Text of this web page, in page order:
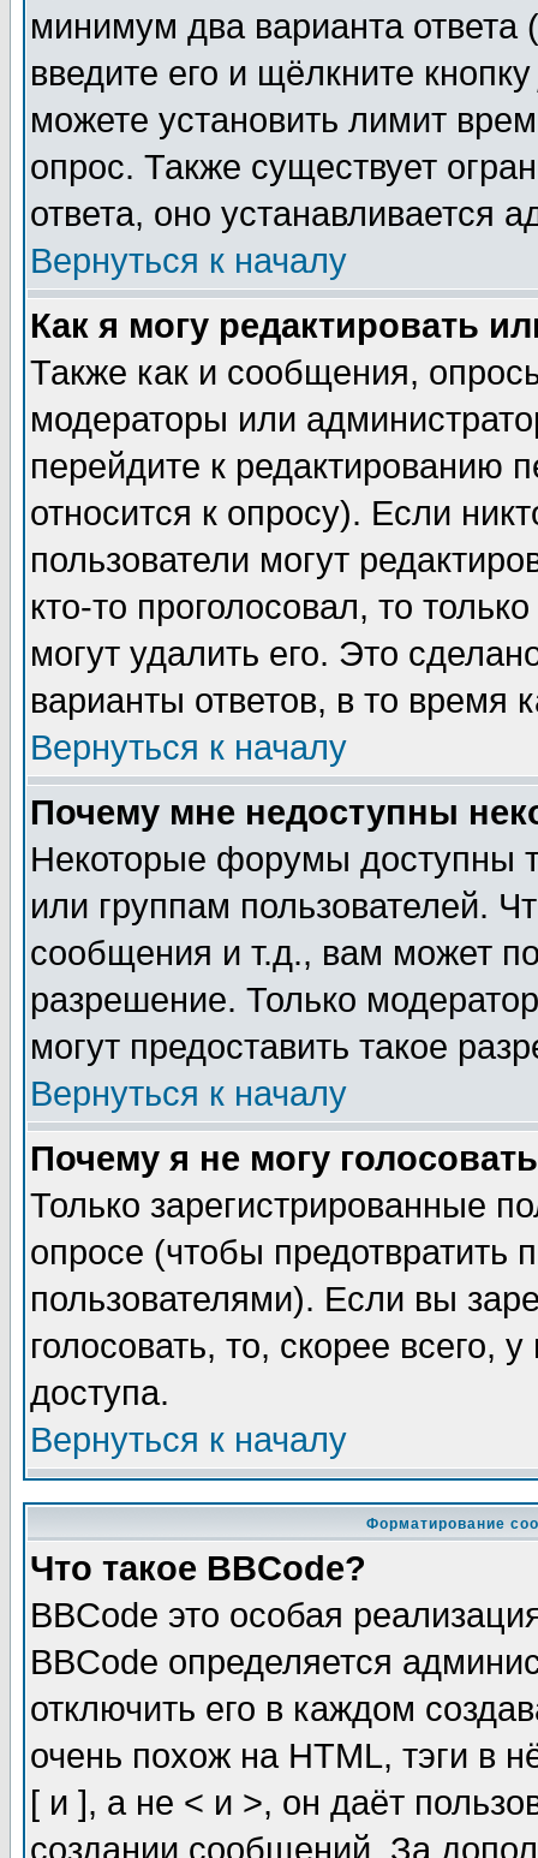
минимум два варианта ответа
введите его и щёлкните
можете установить лимит
опрос. Также существует
ответа, оно устанавливается
Вернуться к началу
Как я могу редактировать
Также как и сообщения,
модераторы или
перейдите к редактированию
относится к опросу). Если
пользователи могут
кто-то проголосовал, то
могут удалить его. Это
варианты ответов, в то время
Вернуться к началу
Почему мне недоступны
Некоторые форумы доступны
или группам пользователей.
сообщения и т.д., вам может
разрешение. Только
могут предоставить такое
Вернуться к началу
Почему я не могу
Только зарегистрированные
опросе (чтобы предотвратить
пользователями). Если вы
голосовать, то, скорее всего,
доступа.
Вернуться к началу
Форматирование
Что такое BBCode?
BBCode это особая
BBCode определяется
отключить его в каждом
очень похож на HTML, тэги в
[ и ], а не < и >, он даёт
создании сообщений. За